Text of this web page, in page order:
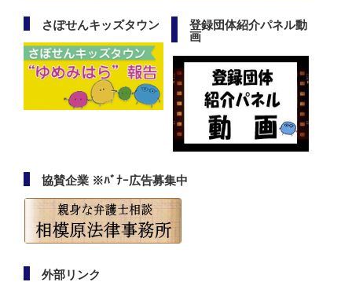
さぽせんキッズタウン
登録団体紹介パネル動
画
協賛企業 ※ﾊﾞﾅｰ広告募集中
外部リンク